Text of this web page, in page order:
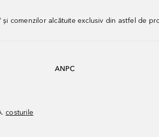
și comenzilor alcătuite exclusiv din astfel de
costurile
ANPC